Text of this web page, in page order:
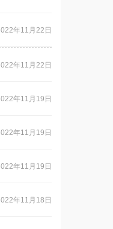
年11月22日
年11月22日
年11月19日
年11月19日
年11月19日
年11月18日